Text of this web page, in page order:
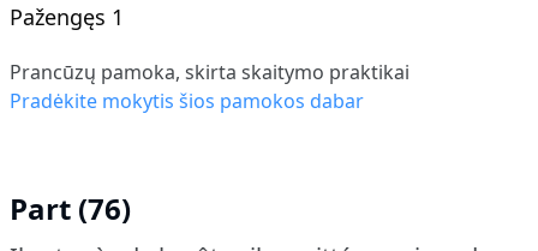
Pažengęs 1
Prancūzų pamoka, skirta skaitymo praktikai
Pradėkite mokytis šios pamokos dabar
Part (76)